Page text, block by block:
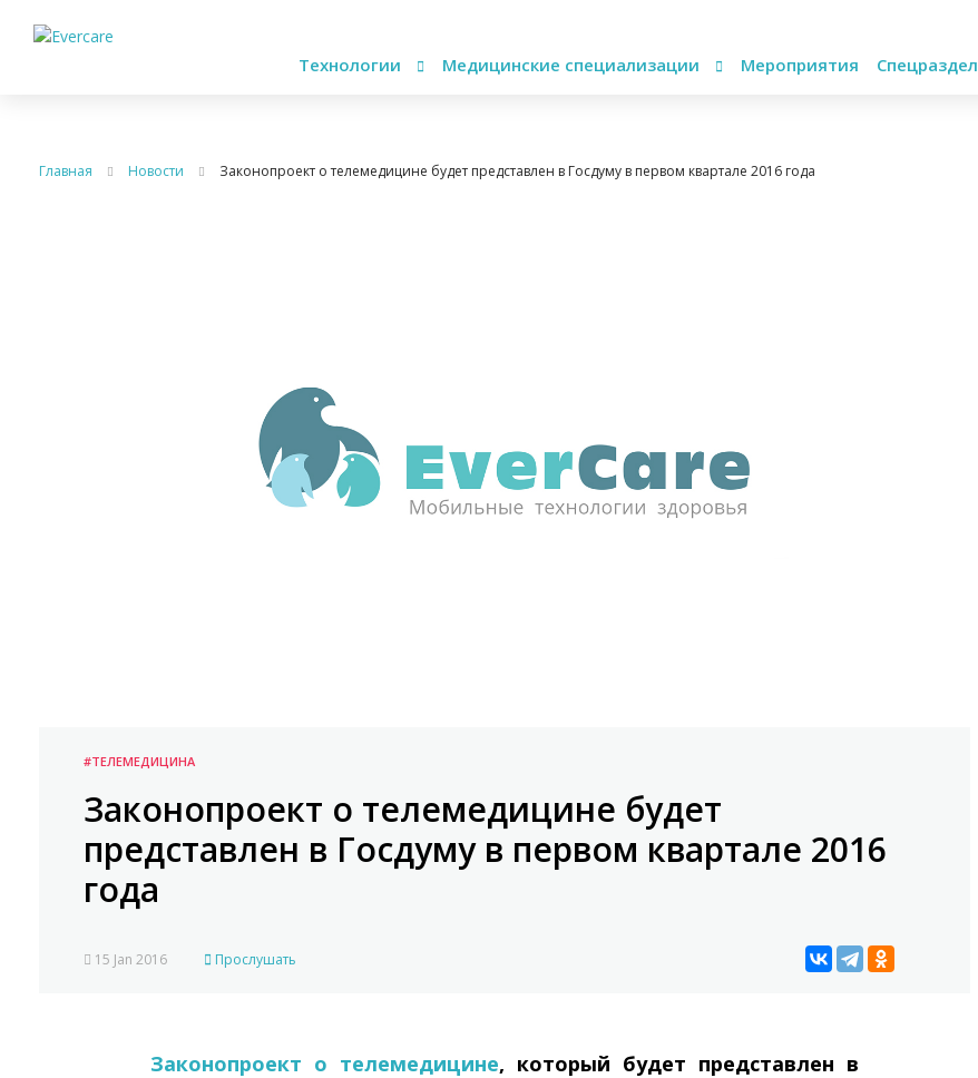
Технологии Медицинские специализации Мероприятия Спецраздел
Главная Новости Законопроект о телемедицине будет представлен в Госдуму в первом квартале 2016 года
#ТЕЛЕМЕДИЦИНА
Законопроект о телемедицине будет
представлен в Госдуму в первом квартале 2016
года
15 Jan 2016 Прослушать
Законопроект о телемедицине, который будет представлен в